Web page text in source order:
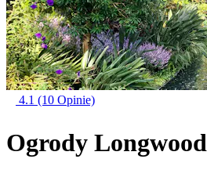
4.1 (10 Opinie)
Ogrody Longwood